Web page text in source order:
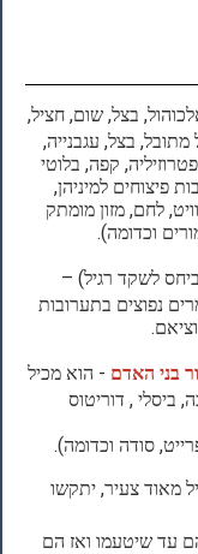
בצל, שום, חציל,
בצל, עגבנייה,
קפה, בלוטי
פיצוחים למיניהן,
לחם, מזון מומתק
וכדומה).
לשקד רגיל) –
נפוצים בתערובות
בני האדם - הוא מכיל
ביסלי , דוריטוס
סודה וכדומה).
מאוד צעיר, יתקשו
עד שיטעמו ואז הם